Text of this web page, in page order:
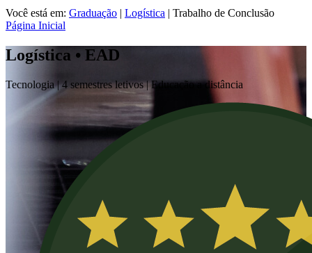
Você está em: Graduação | Logística | Trabalho de Conclusão
Página Inicial
Logística • EAD
Tecnologia |4 semestres letivos | Educação a distância